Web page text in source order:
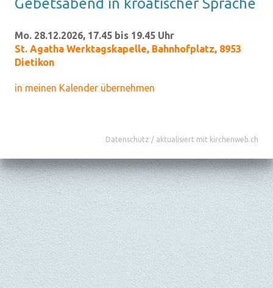
Ge­bets­abend in kroa­ti­scher Spra­che
Mo. 28.12.2026, 17.45 bis 19.45 Uhr
St. Agatha Werktagskapelle, Bahnhofplatz, 8953
Dietikon
in meinen Kalender übernehmen
Datenschutz / aktualisiert mit kirchenweb.ch